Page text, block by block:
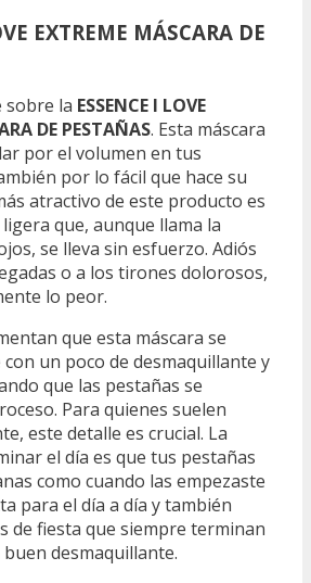
EXTREME MÁSCARA DE
sobre la ESSENCE I LOVE
DE PESTAÑAS. Esta máscara
por el volumen en tus
por lo fácil que hace su
atractivo de este producto es
que, aunque llama la
se lleva sin esfuerzo. Adiós
o a los tirones dolorosos,
lo peor.
que esta máscara se
un poco de desmaquillante y
que las pestañas se
Para quienes suelen
este detalle es crucial. La
el día es que tus pestañas
como cuando las empezaste
para el día a día y también
de fiesta que siempre terminan
desmaquillante.